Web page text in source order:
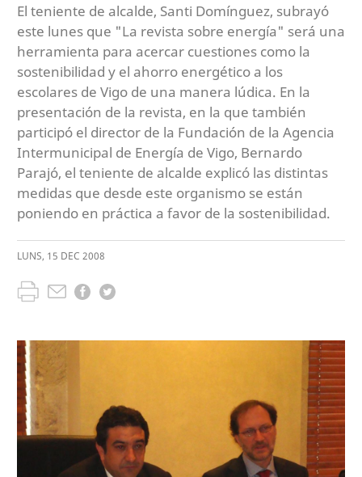
El teniente de alcalde, Santi Domínguez, subrayó
este lunes que "La revista sobre energía" será una
herramienta para acercar cuestiones como la
sostenibilidad y el ahorro energético a los
escolares de Vigo de una manera lúdica. En la
presentación de la revista, en la que también
participó el director de la Fundación de la Agencia
Intermunicipal de Energía de Vigo, Bernardo
Parajó, el teniente de alcalde explicó las distintas
medidas que desde este organismo se están
poniendo en práctica a favor de la sostenibilidad.
LUNS, 15 DEC 2008